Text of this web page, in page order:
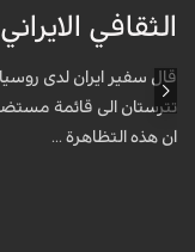
الثقافي
قال سفير ايران لدى
تترستان الى قائمة
ان هذه التظاهرة ...